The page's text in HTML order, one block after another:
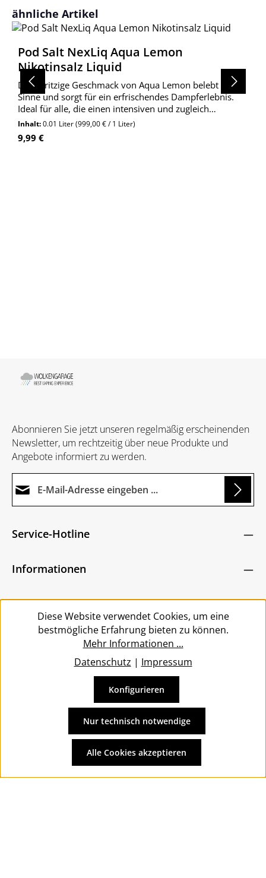
Produktgalerie überspringen
ähnliche Artikel
Pod Salt NexLiq Aqua Lemon
Nikotinsalz Liquid
Der spritzige Geschmack von Aqua Lemon belebt deine
Sinne und sorgt für ein erfrischendes Dampferlebnis.
Ideal für alle, die einen intensiven und zugleich
ausgewogenen Geschmack bevorzugen.
Inhalt:0.01 Liter(999,00 € / 1 Liter)
Regulärer Preis:
9,99 €
Abonnieren Sie jetzt unseren regelmäßig erscheinenden
Newsletter, um rechtzeitig über neue Produkte und
Angebote informiert zu werden.
Ich habe dieDatenschutzbestimmungen
bin mit ihnen einverstanden.
Zeichen ein*
Die mit einem Stern (*) markierten Felder sind
Service-Hotline
Informationen
Service
Vertrag widerrufen
und ggf. Nachnahmegebühren, wenn nicht anders
angegeben.
Diese Website verwendet Cookies, um eine
bestmögliche Erfahrung bieten zu können.
Mehr Informationen ...
Datenschutz | Impressum
Nur technisch notwendige
Konfigurieren
Alle Cookies akzeptieren